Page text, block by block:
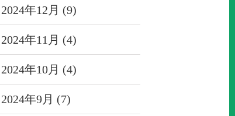
2024年12月 (9)
2024年11月 (4)
2024年10月 (4)
2024年9月 (7)